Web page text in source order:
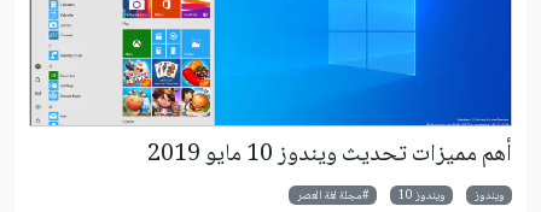
أهم مميزات تحديث ويندوز 10 مايو 2019
ويندوز ويندوز 10 مجلة لغة العصر